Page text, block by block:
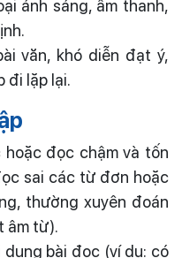
ánh sáng, âm thanh,
văn, khó diễn đạt ý,
đi lặp lại.
đọc chậm và tốn
sai các từ đơn hoặc
thường xuyên đoán
âm từ).
dung bài đọc (ví dụ: có